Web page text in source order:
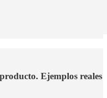
Ejemplos reales